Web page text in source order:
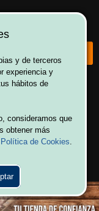
a Vulcania!
Ofertas
y de terceros
experiencia y
hábitos de
consideramos que
obtener más
Política de Cookies.